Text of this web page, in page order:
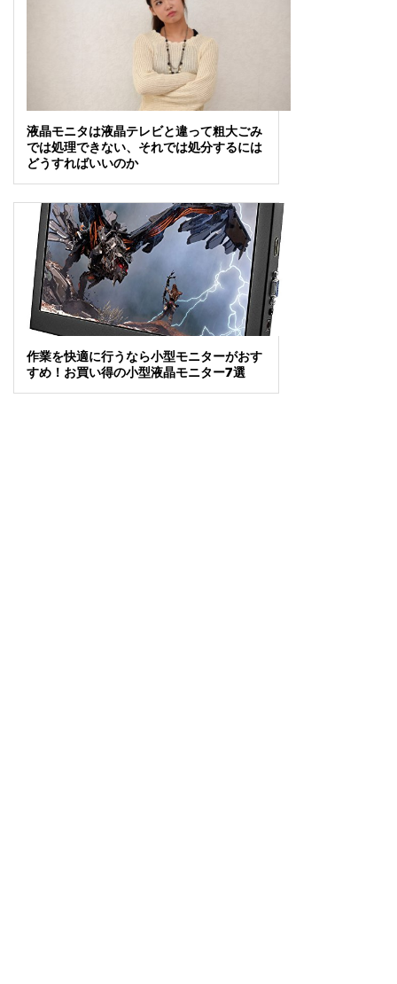
液晶モニタは液晶テレビと違って粗大ごみ
では処理できない、それでは処分するには
どうすればいいのか
作業を快適に行うなら小型モニターがおす
すめ！お買い得の小型液晶モニター7選